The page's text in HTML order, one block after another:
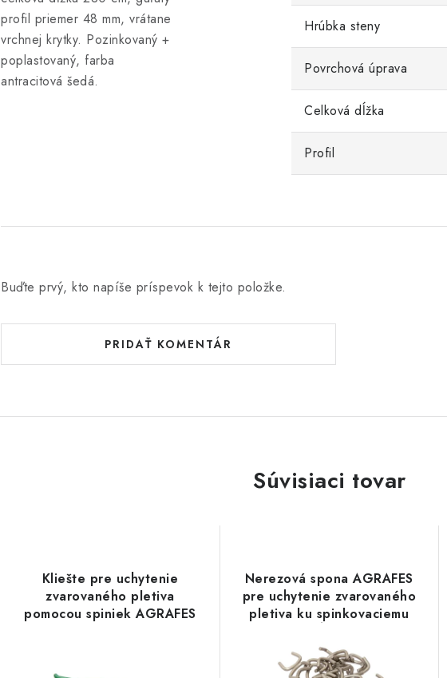
profil priemer 48 mm, vrátane
vrchnej krytky. Pozinkovaný +
poplastovaný, farba
antracitová šedá.
Hrúbka steny
Povrchová úprava
Celková dĺžka
Profil
Buďte prvý, kto napíše príspevok k tejto položke.
PRIDAŤ KOMENTÁR
Súvisiaci tovar
Kliešte pre uchytenie
zvarovaného pletiva
pomocou spiniek AGRAFES
Nerezová spona AGRAFES
pre uchytenie zvarovaného
pletiva ku spinkovaciemu